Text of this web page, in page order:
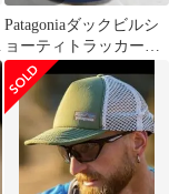
Patagoniaダックビルシ
ョーティトラッカーハ
ット33490 dora様専用